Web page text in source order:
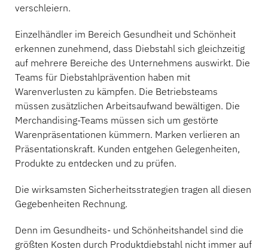
verschleiern.
Einzelhändler im Bereich Gesundheit und Schönheit
erkennen zunehmend, dass Diebstahl sich gleichzeitig
auf mehrere Bereiche des Unternehmens auswirkt. Die
Teams für Diebstahlprävention haben mit
Warenverlusten zu kämpfen. Die Betriebsteams
müssen zusätzlichen Arbeitsaufwand bewältigen. Die
Merchandising-Teams müssen sich um gestörte
Warenpräsentationen kümmern. Marken verlieren an
Präsentationskraft. Kunden entgehen Gelegenheiten,
Produkte zu entdecken und zu prüfen.
Die wirksamsten Sicherheitsstrategien tragen all diesen
Gegebenheiten Rechnung.
Denn im Gesundheits- und Schönheitshandel sind die
größten Kosten durch Produktdiebstahl nicht immer auf